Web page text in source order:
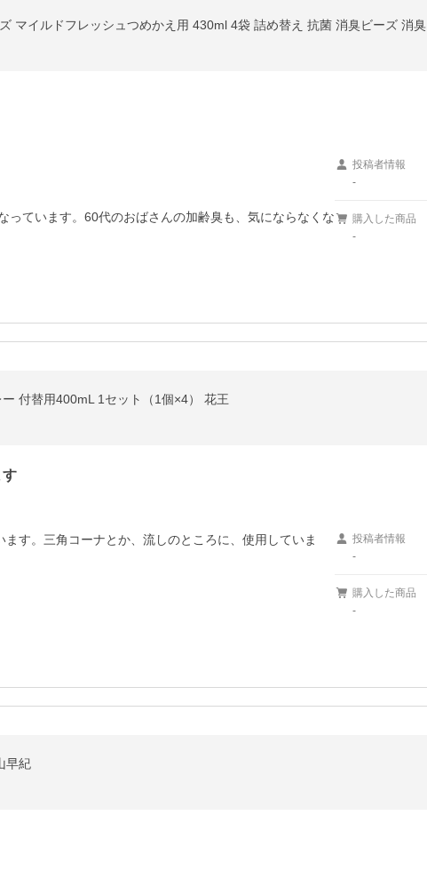
マイルドフレッシュつめかえ用 430ml 4袋 詰め替え 抗菌 消臭ビーズ 消臭
っています。60代のおばさんの加齢臭も、気にならなくな
投稿者情報
-
購入した商品
-
付替用400mL 1セット（1個×4） 花王
す
す。三角コーナとか、流しのところに、使用していま
投稿者情報
-
購入した商品
-
早紀